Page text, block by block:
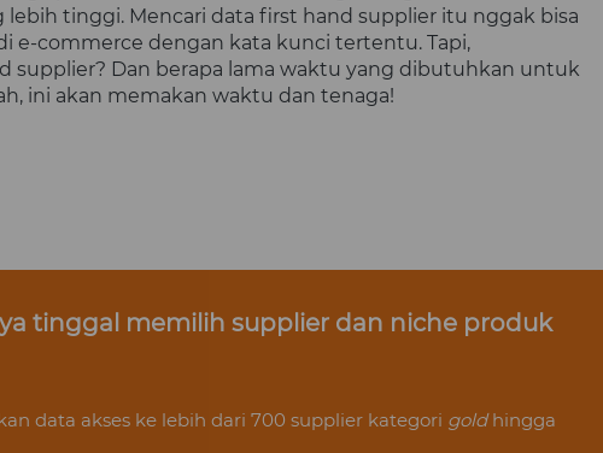
tinggi. Mencari data first hand supplier itu nggak bisa
e-commerce dengan kata kunci tertentu. Tapi,
supplier? Dan berapa lama waktu yang dibutuhkan untuk
ini akan memakan waktu dan tenaga!
tinggal memilih supplier dan niche produk
data akses ke lebih dari 700 supplier kategori gold